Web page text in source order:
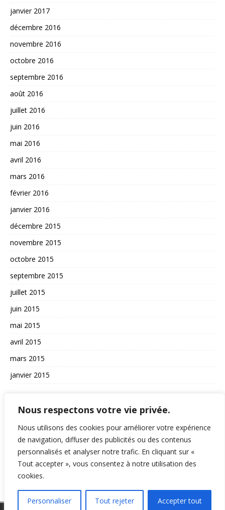
Nous respectons votre vie privée.
Nous utilisons des cookies pour améliorer votre expérience
de navigation, diffuser des publicités ou des contenus
personnalisés et analyser notre trafic. En cliquant sur «
Tout accepter », vous consentez à notre utilisation des
cookies.
Personnaliser Tout rejeter Accepter tout
janvier 2017
décembre 2016
novembre 2016
octobre 2016
septembre 2016
août 2016
juillet 2016
juin 2016
mai 2016
avril 2016
mars 2016
février 2016
janvier 2016
décembre 2015
novembre 2015
octobre 2015
septembre 2015
juillet 2015
juin 2015
mai 2015
avril 2015
mars 2015
janvier 2015
La vie du site
A propos et contact
Politique de confidentialité
RSS